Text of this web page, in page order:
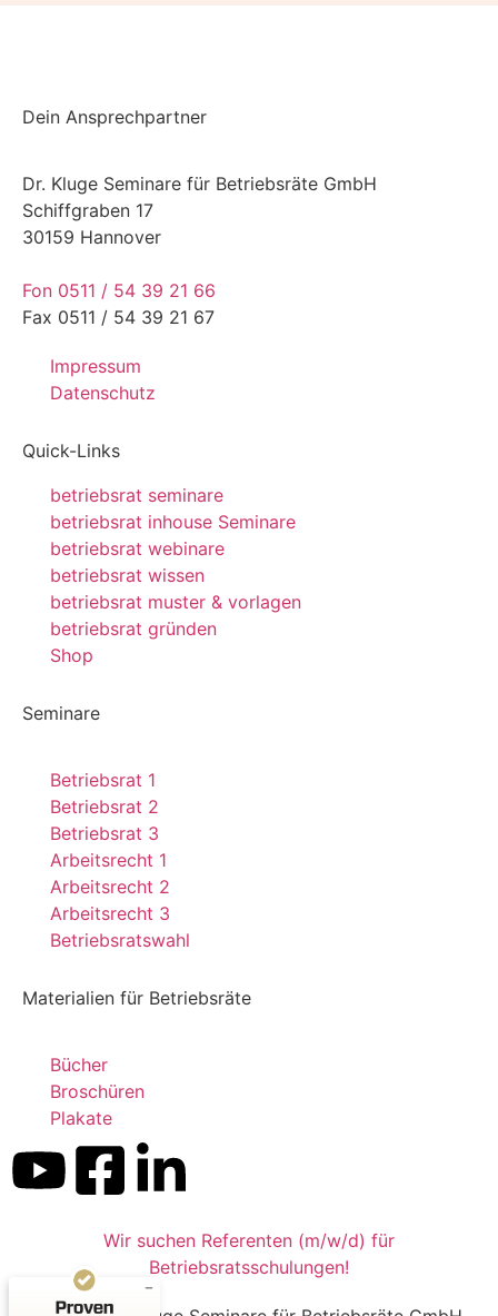
Dein Ansprechpartner
Dr. Kluge Seminare für Betriebsräte GmbH
Schiffgraben 17
30159 Hannover
Fon 0511 / 54 39 21 66
Fax 0511 / 54 39 21 67
Impressum
Datenschutz
Quick-Links
betriebsrat seminare
betriebsrat inhouse Seminare
betriebsrat webinare
betriebsrat wissen
betriebsrat muster & vorlagen
betriebsrat gründen
Shop
Seminare
Betriebsrat 1
Betriebsrat 2
Betriebsrat 3
Arbeitsrecht 1
Arbeitsrecht 2
Arbeitsrecht 3
Betriebsratswahl
Materialien für Betriebsräte
Bücher
Broschüren
Plakate
Wir suchen Referenten (m/w/d) für
Betriebsratsschulungen!
Kundenbewertungen und Erfahrungen zu
Dr. Kluge Seminare
Empfehlungen auf
SEHR GUT
199
ProvenExpert.com
659
Bewertungen von